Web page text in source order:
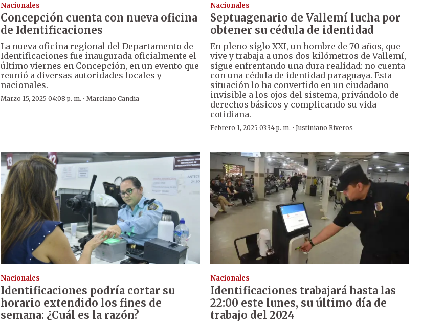
Nacionales
Concepción cuenta con nueva oficina
de Identificaciones
La nueva oficina regional del Departamento de
Identificaciones fue inaugurada oficialmente el
último viernes en Concepción, en un evento que
reunió a diversas autoridades locales y
nacionales.
Marzo 15, 2025 04:08 p. m. ·Marciano Candia
Nacionales
Septuagenario de Vallemí lucha por
obtener su cédula de identidad
En pleno siglo XXI, un hombre de 70 años, que
vive y trabaja a unos dos kilómetros de Vallemí,
sigue enfrentando una dura realidad: no cuenta
con una cédula de identidad paraguaya. Esta
situación lo ha convertido en un ciudadano
invisible a los ojos del sistema, privándolo de
derechos básicos y complicando su vida
cotidiana.
Febrero 1, 2025 03:34 p. m. · Justiniano Riveros
Nacionales
Identificaciones podría cortar su
horario extendido los fines de
semana: ¿Cuál es la razón?
Nacionales
Identificaciones trabajará hasta las
22:00 este lunes, su último día de
trabajo del 2024